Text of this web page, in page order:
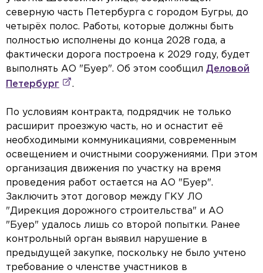
северную часть Петербурга с городом Бугры, до
четырёх полос. Работы, которые должны быть
полностью исполнены до конца 2028 года, а
фактически дорога построена к 2029 году, будет
выполнять АО "Буер". Об этом сообщил Деловой
Петербург
.
По условиям контракта, подрядчик не только
расширит проезжую часть, но и оснастит её
необходимыми коммуникациями, современным
освещением и очистными сооружениями. При этом
организация движения по участку на время
проведения работ остается на АО "Буер".
Заключить этот договор между ГКУ ЛО
"Дирекция дорожного строительства" и АО
"Буер" удалось лишь со второй попытки. Ранее
контрольный орган выявил нарушение в
предыдущей закупке, поскольку не было учтено
требование о членстве участников в